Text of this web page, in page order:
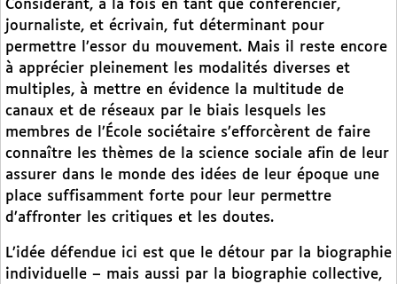
Considerant, à la fois en tant que conférencier,
journaliste, et écrivain, fut déterminant pour
permettre l’essor du mouvement. Mais il reste encore
à apprécier pleinement les modalités diverses et
multiples, à mettre en évidence la multitude de
canaux et de réseaux par le biais lesquels les
membres de l’École sociétaire s’efforcèrent de faire
connaître les thèmes de la science sociale afin de leur
assurer dans le monde des idées de leur époque une
place suffisamment forte pour leur permettre
d’affronter les critiques et les doutes.
L’idée défendue ici est que le détour par la biographie
individuelle – mais aussi par la biographie collective,